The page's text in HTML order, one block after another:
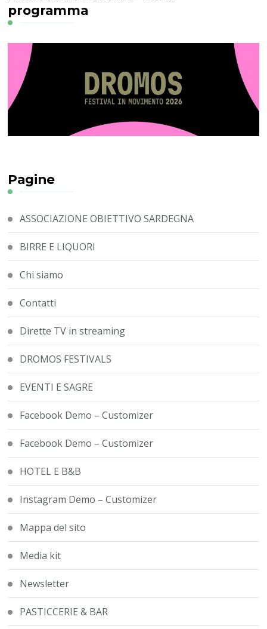
programma
Pagine
ASSOCIAZIONE OBIETTIVO SARDEGNA
BIRRE E LIQUORI
Chi siamo
Contatti
Dirette TV in streaming
DROMOS FESTIVALS
EVENTI E SAGRE
Facebook Demo – Customizer
Facebook Demo – Customizer
HOTEL E B&B
Instagram Demo – Customizer
Mappa del sito
Media kit
Newsletter
PASTICCERIE & BAR